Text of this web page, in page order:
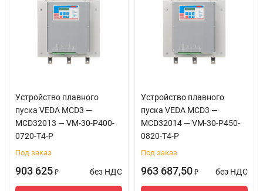
Устройство плавного
пуска VEDA MCD3 —
MCD32013 — VM-30-P400-
0720-T4-P
Под заказ
903 625 ₽ без НДС
Устройство плавного
пуска VEDA MCD3 —
MCD32014 — VM-30-P450-
0820-T4-P
Под заказ
963 687,50 ₽ без НДС